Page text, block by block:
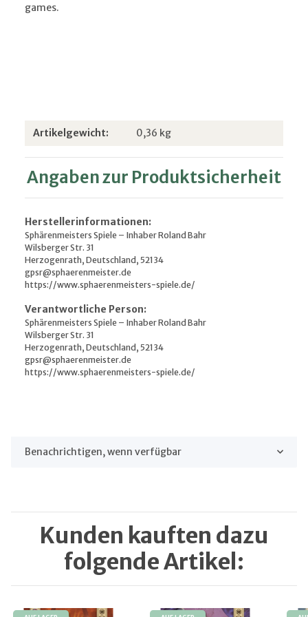
games.
Produkteigenschaft
Wert
Artikelgewicht: 0,36 kg
Angaben zur Produktsicherheit
Herstellerinformationen:
Sphärenmeisters Spiele – Inhaber Roland Bahr
Wilsberger Str. 31
Herzogenrath, Deutschland, 52134
gpsr@sphaerenmeister.de
https://www.sphaerenmeisters-spiele.de/
Verantwortliche Person:
Sphärenmeisters Spiele – Inhaber Roland Bahr
Wilsberger Str. 31
Herzogenrath, Deutschland, 52134
gpsr@sphaerenmeister.de
https://www.sphaerenmeisters-spiele.de/
Benachrichtigen, wenn verfügbar
Kunden kauften dazu
folgende Artikel: